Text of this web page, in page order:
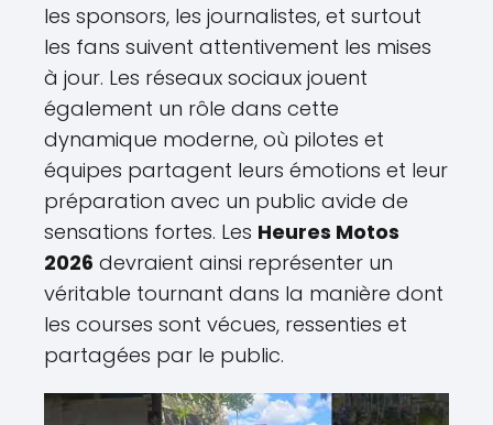
les sponsors, les journalistes, et surtout
les fans suivent attentivement les mises
à jour. Les réseaux sociaux jouent
également un rôle dans cette
dynamique moderne, où pilotes et
équipes partagent leurs émotions et leur
préparation avec un public avide de
sensations fortes. Les Heures Motos
2026 devraient ainsi représenter un
véritable tournant dans la manière dont
les courses sont vécues, ressenties et
partagées par le public.